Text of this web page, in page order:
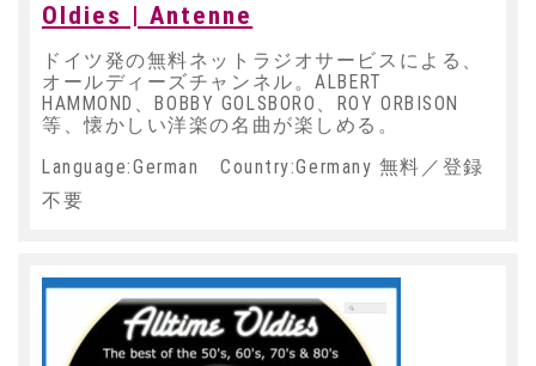
Oldies | Antenne
ドイツ発の無料ネットラジオサービスによる、
オールディーズチャンネル。ALBERT
HAMMOND、BOBBY GOLSBORO、ROY ORBISON
等、懐かしい洋楽の名曲が楽しめる。
Language:German Country:Germany 無料／登録
不要